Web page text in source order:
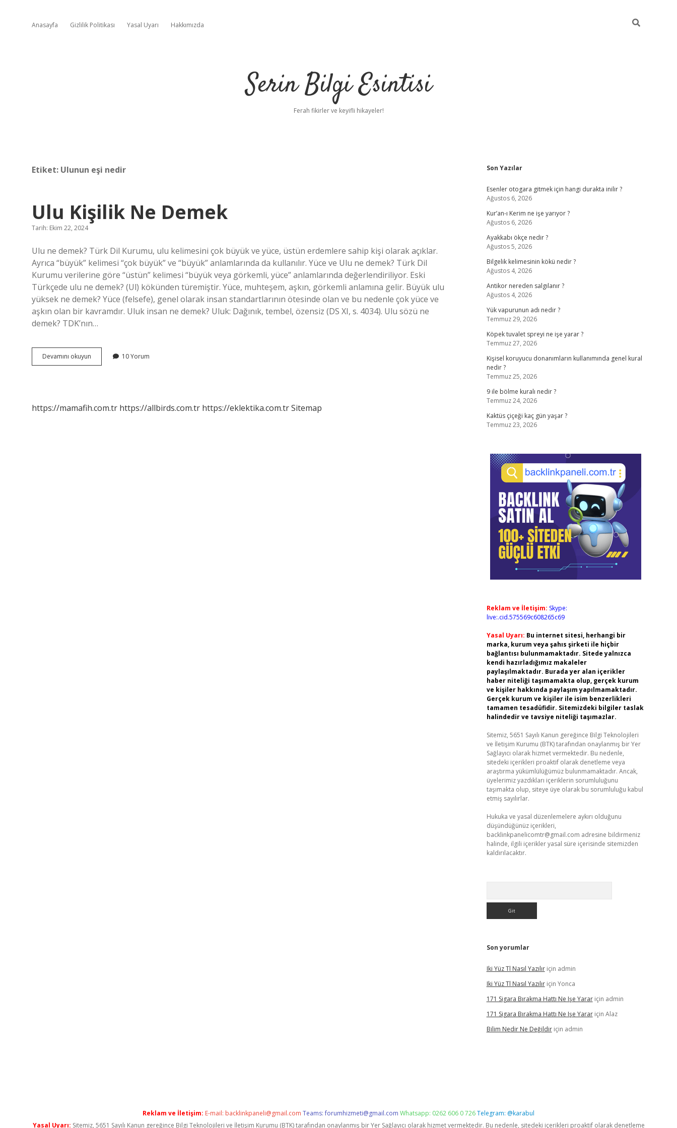
Anasayfa Gizlilik Politikası Yasal Uyarı Hakkımızda
Serin Bilgi Esintisi
Ferah fikirler ve keyifli hikayeler!
Etiket: Ulunun eşi nedir
Ulu Kişilik Ne Demek
Tarih: Ekim 22, 2024
Ulu ne demek? Türk Dil Kurumu, ulu kelimesini çok büyük ve yüce, üstün erdemlere sahip kişi olarak açıklar.
Ayrıca “büyük” kelimesi “çok büyük” ve “büyük” anlamlarında da kullanılır. Yüce ve Ulu ne demek? Türk Dil
Kurumu verilerine göre “üstün” kelimesi “büyük veya görkemli, yüce” anlamlarında değerlendiriliyor. Eski
Türkçede ulu ne demek? (Ul) kökünden türemiştir. Yüce, muhteşem, aşkın, görkemli anlamına gelir. Büyük ulu
yüksek ne demek? Yüce (felsefe), genel olarak insan standartlarının ötesinde olan ve bu nedenle çok yüce ve
aşkın olan bir kavramdır. Uluk insan ne demek? Uluk: Dağınık, tembel, özensiz (DS XI, s. 4034). Ulu sözü ne
demek? TDK’nın…
Devamını okuyun
Kişilik
10 Yorum
https://mamafih.com.tr https://allbirds.com.tr https://eklektika.com.trSitemap
Sidebar
Son Yazılar
Esenler otogara gitmek için hangi durakta inilir ?
Ağustos 6, 2026
Kur’an-ı Kerim ne işe yarıyor ?
Ağustos 6, 2026
Ayakkabı ökçe nedir ?
Ağustos 5, 2026
Bilgelik kelimesinin kökü nedir ?
Ağustos 4, 2026
Antikor nereden salgılanır ?
Ağustos 4, 2026
Yük vapurunun adı nedir ?
Temmuz 29, 2026
Köpek tuvalet spreyi ne işe yarar ?
Temmuz 27, 2026
Kişisel koruyucu donanımların kullanımında genel kural
nedir ?
Temmuz 25, 2026
9 ile bölme kuralı nedir ?
Temmuz 24, 2026
Kaktüs çiçeği kaç gün yaşar ?
Temmuz 23, 2026
Reklam ve İletişim: Skype:
live:.cid.575569c608265c69
Yasal Uyarı: Bu internet sitesi, herhangi bir
marka, kurum veya şahıs şirketi ile hiçbir
bağlantısı bulunmamaktadır. Sitede yalnızca
kendi hazırladığımız makaleler
paylaşılmaktadır. Burada yer alan içerikler
haber niteliği taşımamakta olup, gerçek kurum
ve kişiler hakkında paylaşım yapılmamaktadır.
Gerçek kurum ve kişiler ile isim benzerlikleri
tamamen tesadüfidir. Sitemizdeki bilgiler taslak
halindedir ve tavsiye niteliği taşımazlar.
Sitemiz, 5651 Sayılı Kanun gereğince Bilgi Teknolojileri
ve İletişim Kurumu (BTK) tarafından onaylanmış bir Yer
Sağlayıcı olarak hizmet vermektedir. Bu nedenle,
sitedeki içerikleri proaktif olarak denetleme veya
araştırma yükümlülüğümüz bulunmamaktadır. Ancak,
üyelerimiz yazdıkları içeriklerin sorumluluğunu
taşımakta olup, siteye üye olarak bu sorumluluğu kabul
etmiş sayılırlar.
Hukuka ve yasal düzenlemelere aykırı olduğunu
düşündüğünüz içerikleri,
backlinkpanelicomtr@gmail.com adresine bildirmeniz
halinde, ilgili içerikler yasal süre içerisinde sitemizden
kaldırılacaktır.
Son yorumlar
Iki Yüz Tl Nasıl Yazılıriçin admin
Iki Yüz Tl Nasıl Yazılıriçin Yonca
171 Sigara Bırakma Hattı Ne Işe Yarariçin admin
171 Sigara Bırakma Hattı Ne Işe Yarariçin Alaz
Bilim Nedir Ne Değildiriçin admin
Reklam ve İletişim: E-mail: backlinkpaneli@gmail.com Teams:forumhizmeti@gmail.com Whatsapp: 0262 606 0 726Telegram: @karabul
Yasal Uyarı: Sitemiz, 5651 Sayılı Kanun gereğince Bilgi Teknolojileri ve İletişim Kurumu (BTK) tarafından onaylanmış bir Yer Sağlayıcı olarak hizmet vermektedir. Bu nedenle, sitedeki içerikleri proaktif olarak denetleme